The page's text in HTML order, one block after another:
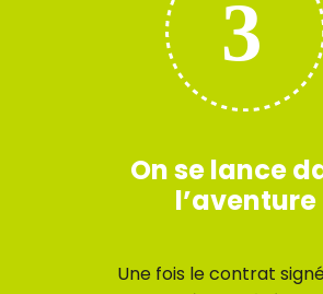
On se lance
l’aventure
Une fois le contrat